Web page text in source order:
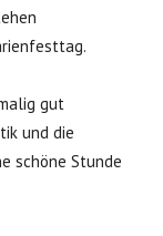
gut
und die
schöne Stunde